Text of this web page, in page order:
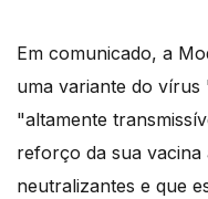
Em comunicado, a
uma variante do
"altamente
reforço da sua vacina
neutralizantes e que